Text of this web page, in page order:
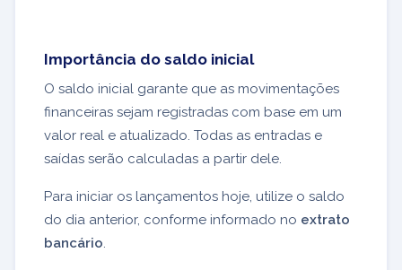
Importância do saldo inicial
O saldo inicial garante que as movimentações
financeiras sejam registradas com base em um
valor real e atualizado. Todas as entradas e
saídas serão calculadas a partir dele.
Para iniciar os lançamentos hoje, utilize o saldo
do dia anterior, conforme informado no extrato
bancário